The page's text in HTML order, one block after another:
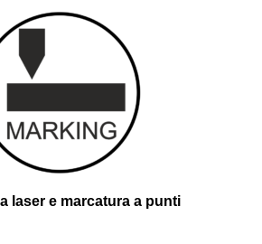
laser e marcatura a punti